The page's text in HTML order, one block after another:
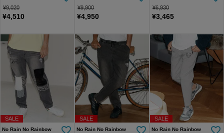
¥9,020
¥4,510
¥9,900
¥4,950
¥6,930
¥3,465
SALE
No Rain No Rainbow
SALE
No Rain No Rainbow
SALE
No Rain No Rainbow